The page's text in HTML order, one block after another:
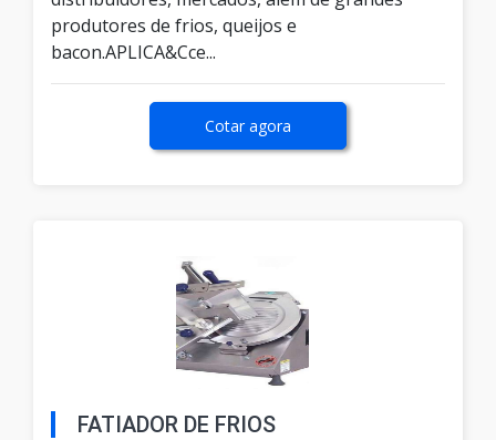
produtores de frios, queijos e
bacon.APLICA&Cce...
Cotar agora
FATIADOR DE FRIOS